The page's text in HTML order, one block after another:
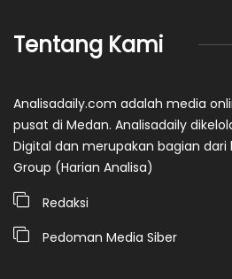
Tentang Kami
Analisadaily.com adalah media
pusat di Medan. Analisadaily
Digital dan merupakan bagian dari
Group (Harian Analisa)
Redaksi
Pedoman Media Siber